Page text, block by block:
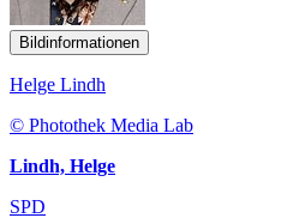
Bildinformationen
Helge Lindh
© Photothek Media Lab
Lindh, Helge
SPD